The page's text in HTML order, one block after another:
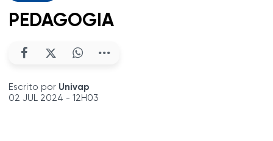
PEDAGOGIA
Escrito por Univap
02 JUL 2024 - 12H03